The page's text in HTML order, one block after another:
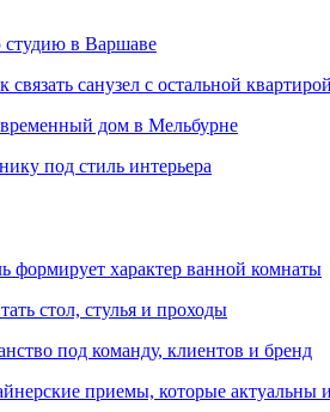
студию в Варшаве
санузел с остальной квартирой
дом в Мельбурне
под стиль интерьера
формирует характер ванной комнаты
стол, стулья и проходы
под команду, клиентов и бренд
приемы, которые актуальны